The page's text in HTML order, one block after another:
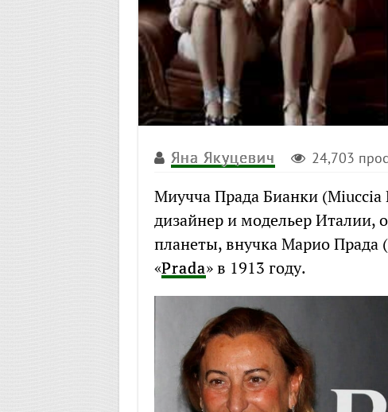
Яна Якуцевич 24,703
Миучча Прада Бианки
дизайнер и модельер Италии,
планеты, внучка Марио Прада
«Prada» в 1913 году.